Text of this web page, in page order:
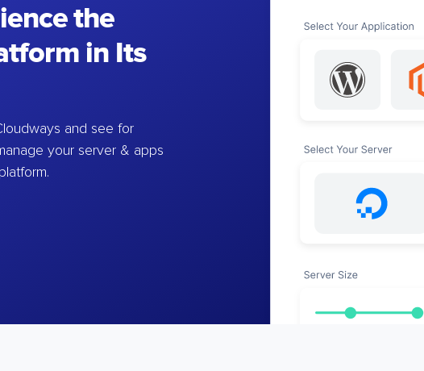
the
in Its
and see for
your server & apps